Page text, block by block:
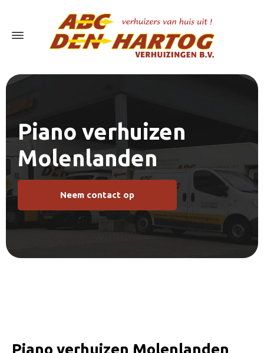
Piano verhuizen
Molenlanden
Neem contact op
Piano verhuizen Molenlanden